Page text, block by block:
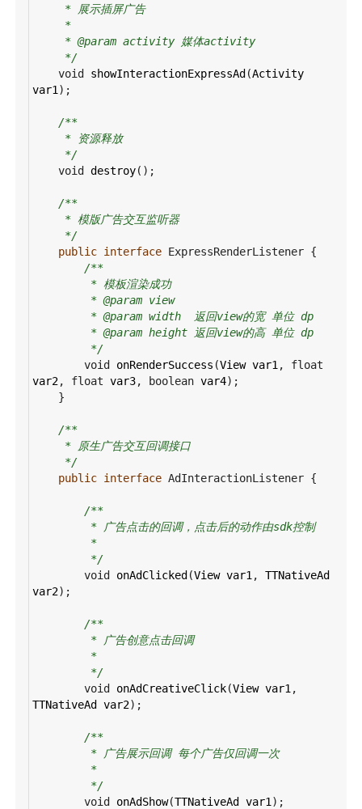
* 展示插屏广告
*
* @param activity 媒体activity
*/
void
showInteractionExpressAd (Activity
var1 );
/**
* 资源释放
*/
void
destroy();
/**
* 模版广告交互监听器
*/
public interface ExpressRenderListener {
/**
* 模板渲染成功
* @param view
* @param width  返回view的宽 单位 dp
* @param height 返回view的高 单位 dp
*/
void
onRenderSuccess (View var1 , float
var2, float var3, boolean var4);
}
/**
* 原生广告交互回调接口
*/
public interface AdInteractionListener {
/**
* 广告点击的回调，点击后的动作由sdk控制
*
*/
void
onAdClicked (View var1 , TTNativeAd
var2);
/**
* 广告创意点击回调
*
*/
void
onAdCreativeClick(View var1
TTNativeAd
var2);
/**
* 广告展示回调 每个广告仅回调一次
*
*/
void
onAdShow(TTNativeAd var1 );